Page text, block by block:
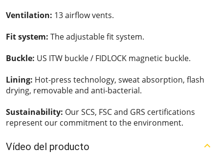
Ventilation: 13 airflow vents.
Fit system: The adjustable fit system.
Buckle: US ITW buckle / FIDLOCK magnetic buckle.
Lining: Hot-press technology, sweat absorption, flash
drying, removable and anti-bacterial.
Sustainability: Our SCS, FSC and GRS certifications
represent our commitment to the environment.
Vídeo del producto